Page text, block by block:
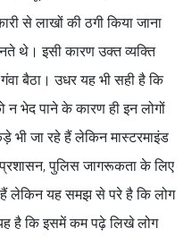
से लाखों की ठगी किया जाना
थे। इसी कारण उक्त व्यक्ति
बैठा। उधर यह भी सही है कि
न भेद पाने के कारण ही इन लोगों
भी जा रहे हैं लेकिन मास्टरमाइंड
पुलिस जागरूकता के लिए
लेकिन यह समझ से परे है कि लोग
है कि इसमें कम पढ़े लिखे लोग